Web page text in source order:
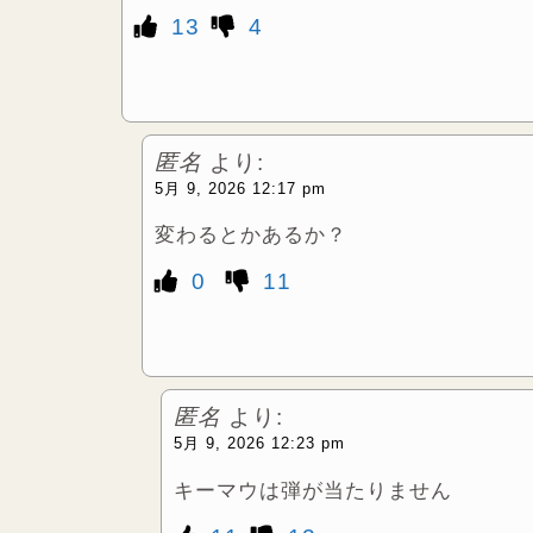
13 4
匿名 より:
5月 9, 2026 12:17 pm
変わるとかあるか？
0 11
匿名 より:
5月 9, 2026 12:23 pm
キーマウは弾が当たりません